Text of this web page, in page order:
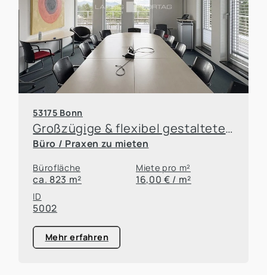
53175 Bonn
Großzügige & flexibel gestaltete Büroflächen in direkter Rheinnähe
Büro / Praxen zu mieten
Bürofläche
ca. 823 m²
Miete pro m²
16,00 € / m²
ID
5002
Mehr erfahren